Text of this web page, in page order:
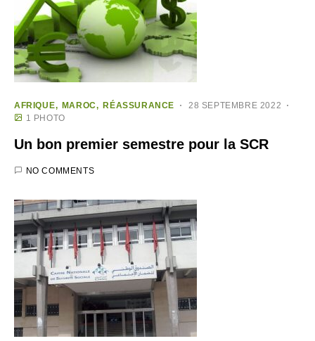
AFRIQUE MAROC RÉASSURANCE
28 SEPTEMBRE 2022
1 PHOTO
Un bon premier semestre pour la SCR
NO COMMENTS